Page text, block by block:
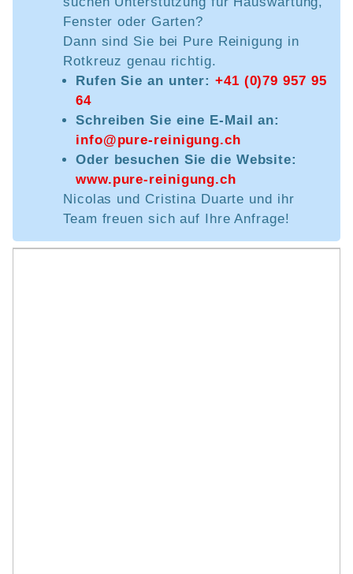
Fenster oder Garten?
Dann sind Sie bei Pure Reinigung in
Rotkreuz genau richtig.
Rufen Sie an unter: +41 (0)79 957 95
64
Schreiben Sie eine E-Mail an:
info@pure-reinigung.ch
Oder besuchen Sie die Website:
www.pure-reinigung.ch
Nicolas und Cristina Duarte und ihr
Team freuen sich auf Ihre Anfrage!